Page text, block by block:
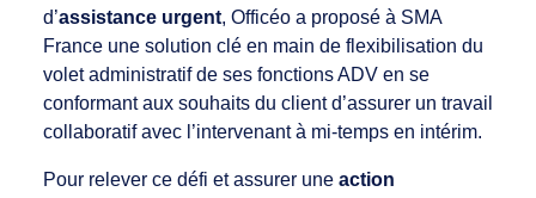
d’assistance urgent, Officéo a proposé à SMA
France une solution clé en main de flexibilisation du
volet administratif de ses fonctions ADV en se
conformant aux souhaits du client d’assurer un travail
collaboratif avec l’intervenant à mi-temps en intérim.
Pour relever ce défi et assurer une action